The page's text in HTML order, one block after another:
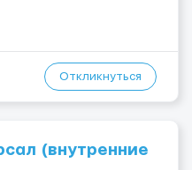
Откликнуться
(внутренние